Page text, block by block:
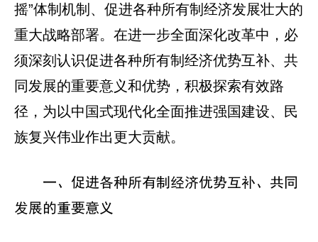
摇”体制机制、促进各种所有制经济发展壮大的
重大战略部署。在进一步全面深化改革中，必
须深刻认识促进各种所有制经济优势互补、共
同发展的重要意义和优势，积极探索有效路
径，为以中国式现代化全面推进强国建设、民
族复兴伟业作出更大贡献。
一、促进各种所有制经济优势互补、共同
发展的重要意义